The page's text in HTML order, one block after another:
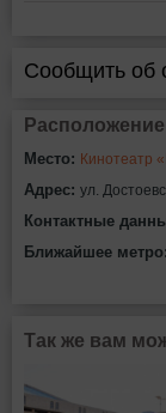
Сообщить об
Расположение
Место: Кинотеатр
Адрес: ул.
Контактные
Ближайшее метро:
Так же вам